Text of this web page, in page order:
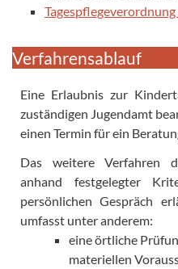
Verfahrensablauf
Eine Erlaubnis zur
zuständigen Jugendamt
einen Termin für ein
Das weitere Verfahren
anhand festgelegter
persönlichen Gespräch
umfasst unter anderem:
eine örtliche
materiellen